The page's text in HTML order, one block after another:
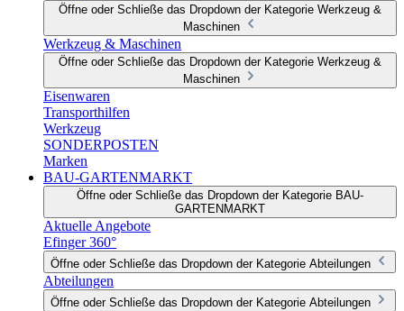
Öffne oder Schließe das Dropdown der Kategorie Werkzeug &
Maschinen
Werkzeug & Maschinen
Öffne oder Schließe das Dropdown der Kategorie Werkzeug &
Maschinen
Eisenwaren
Transporthilfen
Werkzeug
SONDERPOSTEN
Marken
BAU-GARTENMARKT
Öffne oder Schließe das Dropdown der Kategorie BAU-
GARTENMARKT
Aktuelle Angebote
Efinger 360°
Öffne oder Schließe das Dropdown der Kategorie Abteilungen
Abteilungen
Öffne oder Schließe das Dropdown der Kategorie Abteilungen